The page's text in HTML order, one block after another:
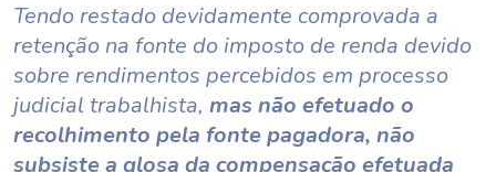
Tendo restado devidamente comprovada a
retenção na fonte do imposto de renda devido
sobre rendimentos percebidos em processo
judicial trabalhista, mas não efetuado o
recolhimento pela fonte pagadora, não
subsiste a glosa da compensação efetuada